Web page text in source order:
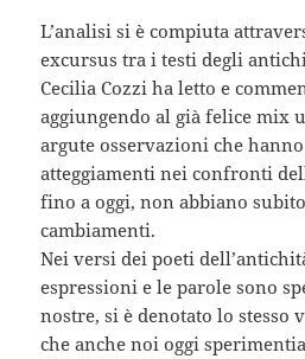
L’analisi si è compiuta
excursus tra i testi degli
Cecilia Cozzi ha letto e
aggiungendo al già felice mix
argute osservazioni che
atteggiamenti nei confronti
fino a oggi, non abbiano
cambiamenti.
Nei versi dei poeti
espressioni e le parole sono
nostre, si è denotato lo stesso
che anche noi oggi